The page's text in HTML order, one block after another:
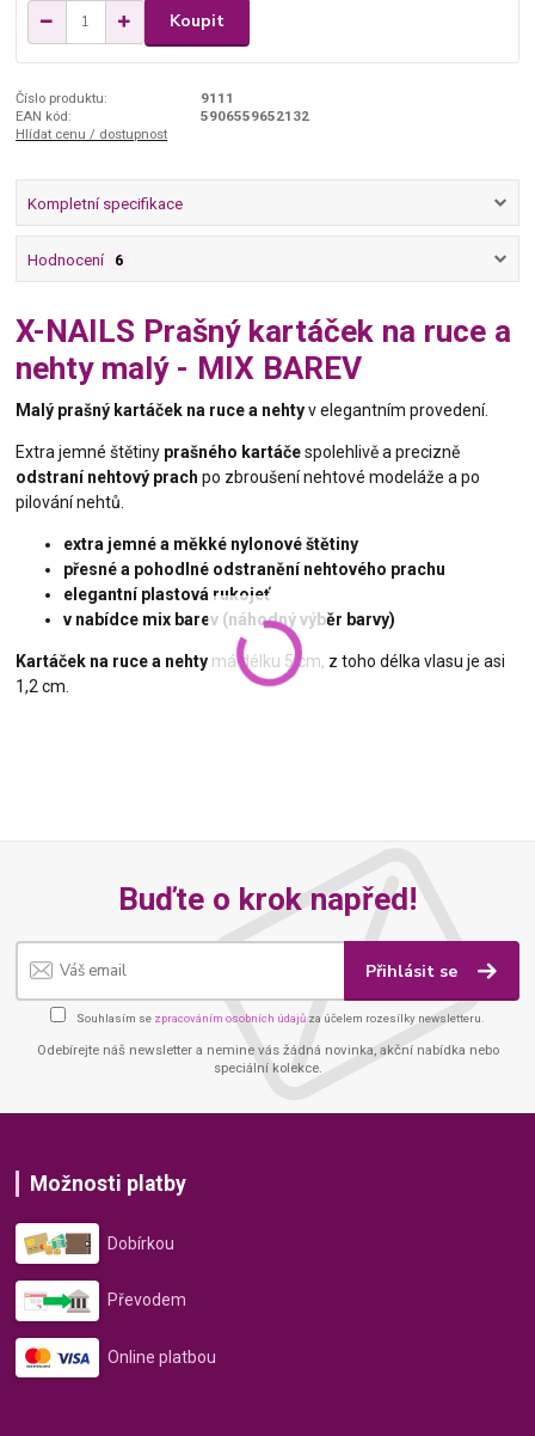
Koupit
Číslo produktu:
9111
EAN kód:
5906559652132
Hlídat cenu / dostupnost
Kompletní specifikace
Hodnocení 6
X-NAILS Prašný kartáček na ruce a
nehty malý - MIX BAREV
Malý prašný kartáček na ruce a nehtyv elegantním provedení.
Extra jemné štětiny prašného kartáčespolehlivě a precizně
odstraní nehtový prach po zbroušení nehtové modeláže a po
pilování nehtů.
extra jemné a měkké nylonové štětiny
přesné a pohodlné odstranění nehtového prachu
elegantní plastová rukojeť
v nabídce mix barev (náhodný výběr barvy)
Kartáček na ruce a nehty má délku 5 cm, z toho délka vlasu je asi
1,2 cm.
Buďte o krok napřed!
Přihlásit se
Souhlasím se zpracováním osobních údajů za účelem rozesílky newsletteru.
Odebírejte náš newsletter a nemine vás žádná novinka, akční nabídka nebo
speciální kolekce.
Možnosti platby
Dobírkou
Převodem
Online platbou